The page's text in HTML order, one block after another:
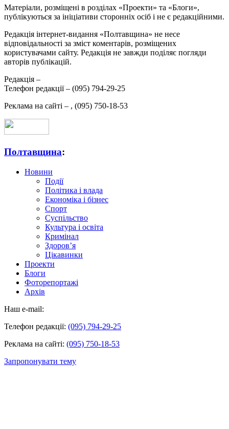
Матеріали, розміщені в розділах «Проекти» та «Блоги»,
публікуються за ініціативи сторонніх осіб і не є редакційними.
Редакція інтернет-видання «Полтавщина» не несе
відповідальності за зміст коментарів, розміщених
користувачами сайту. Редакція не завжди поділяє погляди
авторів публікацій.
Редакція –
Телефон редакції – (095) 794-29-25
Реклама на сайті – , (095) 750-18-53
Полтавщина:
Новини
Події
Політика і влада
Економіка і бізнес
Спорт
Суспільство
Культура і освіта
Кримінал
Здоров’я
Цікавинки
Проекти
Блоги
Фоторепортажі
Архів
Наш e-mail:
Телефон редакції: (095) 794-29-25
Реклама на сайті: (095) 750-18-53
Запропонувати тему